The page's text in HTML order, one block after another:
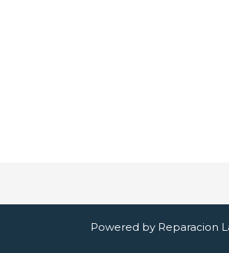
Powered by Reparacion